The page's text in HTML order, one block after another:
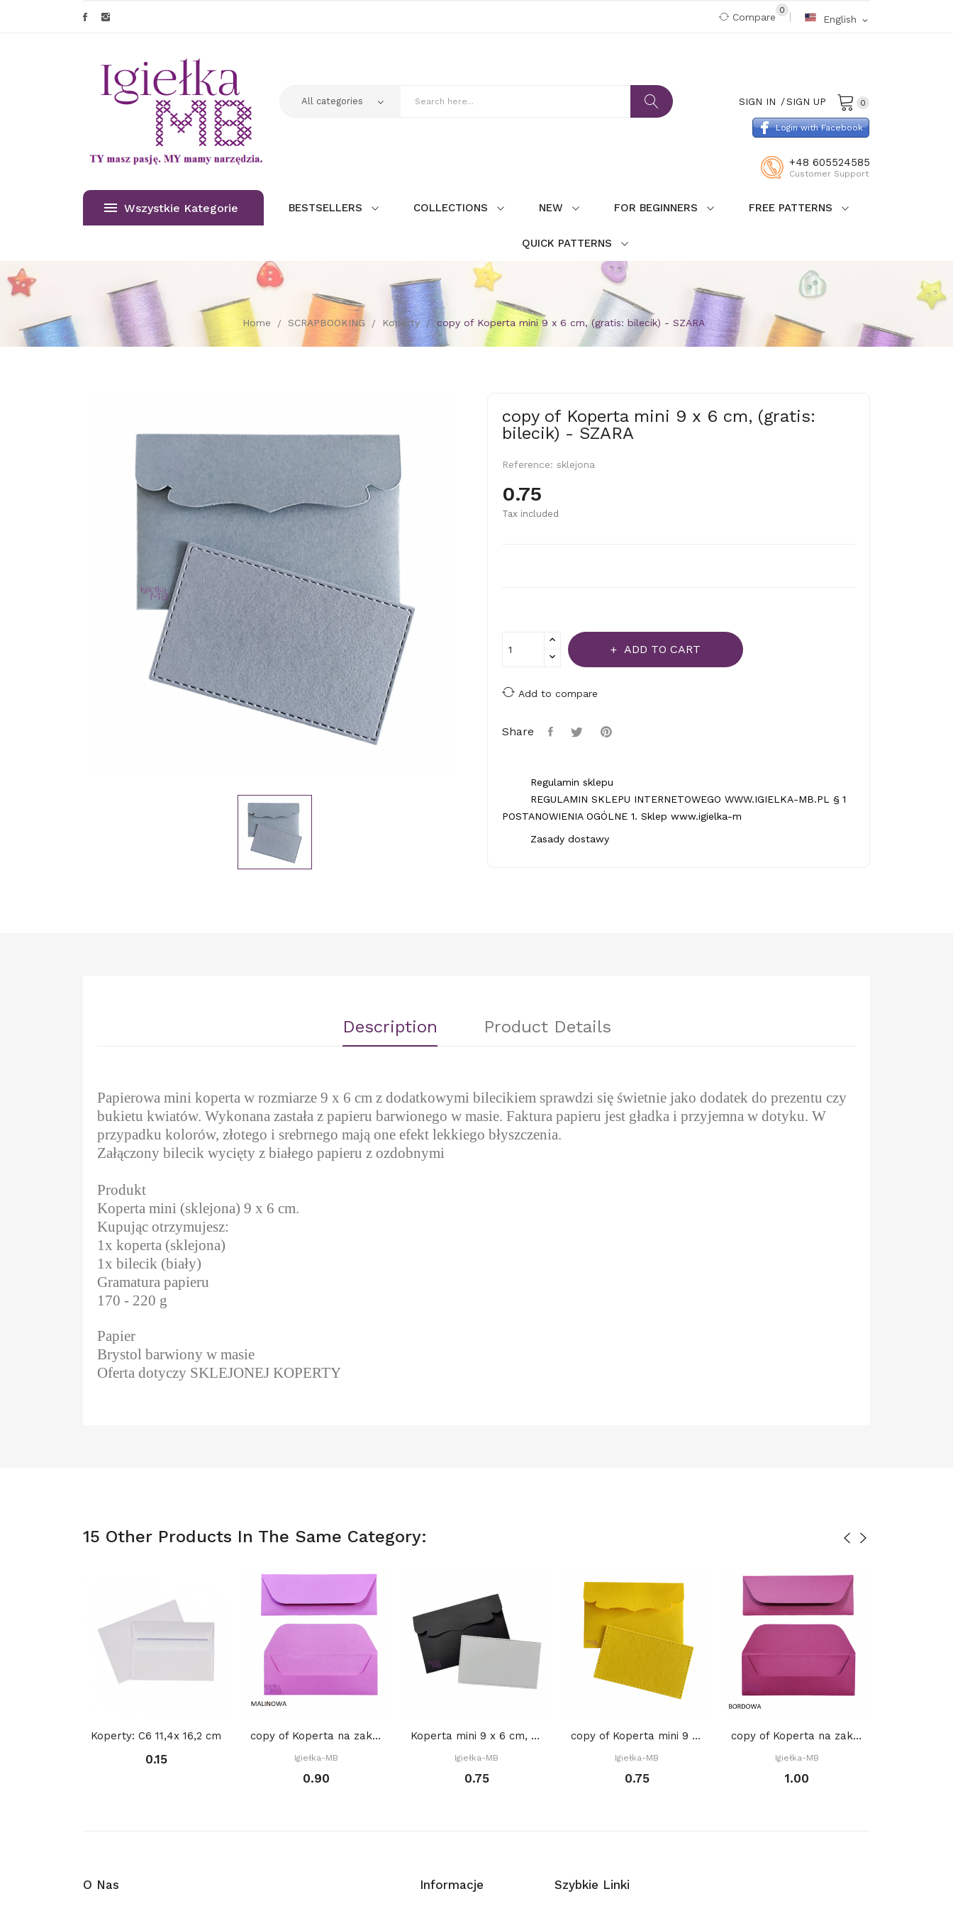
English expand_more
Compare
0
0
SIGN IN SIGN UP
+48 605524585
Customer Support
Login with Facebook
Wszystkie Kategorie BESTSELLERS COLLECTIONS NEW FOR BEGINNERS FREE PATTERNS
QUICK PATTERNS
Home SCRAPBOOKING Koperty copy of Koperta mini 9 x 6 cm, (gratis: bilecik) - SZARA
copy of Koperta mini 9 x 6 cm, (gratis:
bilecik) - SZARA
Reference: sklejona
0.75
Tax included
ADD TO CART
Add to compare
Share
Regulamin sklepu
REGULAMIN SKLEPU INTERNETOWEGO WWW.IGIELKA-MB.PL § 1
POSTANOWIENIA OGÓLNE 1. Sklep www.igielka-m
Zasady dostawy
Description Product Details
Papierowa mini koperta w rozmiarze 9 x 6 cm z dodatkowymi bilecikiem sprawdzi się świetnie jako dodatek do prezentu czy
bukietu kwiatów. Wykonana zastała z papieru barwionego w masie. Faktura papieru jest gładka i przyjemna w dotyku. W
przypadku kolorów, złotego i srebrnego mają one efekt lekkiego błyszczenia.
Załączony bilecik wycięty z białego papieru z ozdobnymi
Produkt
Koperta mini (sklejona) 9 x 6 cm.
Kupując otrzymujesz:
1x koperta (sklejona)
1x bilecik (biały)
Gramatura papieru
170 - 220 g
Papier
Brystol barwiony w masie
Oferta dotyczy SKLEJONEJ KOPERTY
15 Other Products In The Same Category:
Koperty: C6 11,4x 16,2 cm
0.15
copy of Koperta na zakładkę do książki 22 x 8...
Igiełka-MB
0.90
Koperta mini 9 x 6 cm, (gratis: bilecik) - CZARNA
Igiełka-MB
0.75
copy of Koperta mini 9 x 6 cm, (gratis:...
Igiełka-MB
0.75
copy of Koperta na zakładkę do książki 22 x 8...
Igiełka-MB
1.00
O Nas Informacje Szybkie Linki